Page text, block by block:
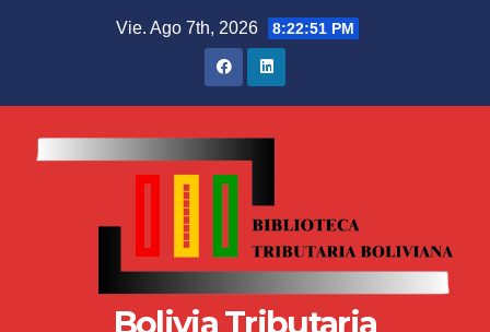
Vie. Ago 7th, 2026 8:22:51 PM
Bolivia Tributaria